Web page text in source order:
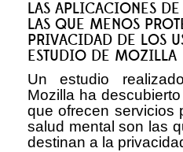
LAS APLICACIONES
LAS QUE MENOS
PRIVACIDAD DE LOS
ESTUDIO DE MOZILLA
Un estudio
Mozilla ha
que ofrecen servicios
salud mental son las
destinan a la